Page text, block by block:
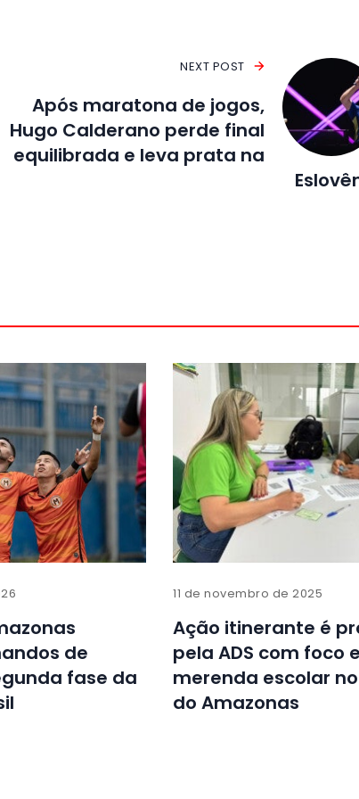
NEXT POST
Após maratona de jogos,
Hugo Calderano perde final
equilibrada e leva prata na
de
fase da
11 de novembro de 2025
Ação itinerante é
pela ADS com foco
merenda escolar
do Amazonas